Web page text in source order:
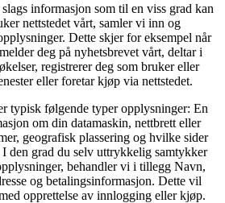
informasjon som til en viss grad kan
nettstedet vårt, samler vi inn og
Dette skjer for eksempel når
deg på nyhetsbrevet vårt, deltar i
registrerer deg som bruker eller
eller foretar kjøp via nettstedet.
typisk følgende typer opplysninger: En
om din datamaskin, nettbrett eller
geografisk plassering og hvilke sider
den grad du selv uttrykkelig samtykker
behandler vi i tillegg Navn,
og betalingsinformasjon. Dette vil
opprettelse av innlogging eller kjøp.